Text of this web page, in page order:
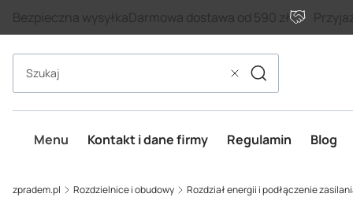
Bezpieczna wysyłkaDarmowa dostawa od 590 zł
WyczyśćSzukaj
Menu Kontakt i dane firmy Regulamin Blog
zpradem.pl Rozdzielnice i obudowy Rozdział energii i podłączenie